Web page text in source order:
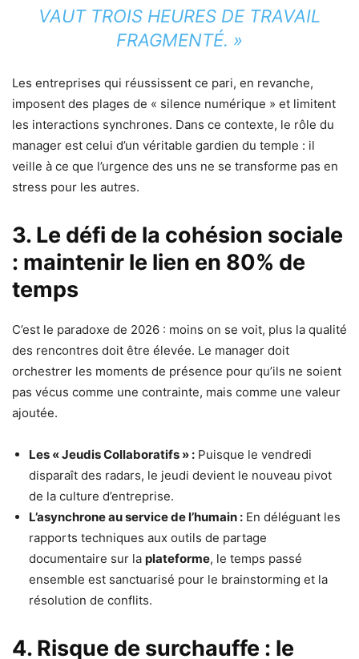
VAUT TROIS HEURES DE TRAVAIL
FRAGMENTÉ. »
Les entreprises qui réussissent ce pari, en revanche,
imposent des plages de « silence numérique » et limitent
les interactions synchrones. Dans ce contexte, le rôle du
manager est celui d’un véritable gardien du temple : il
veille à ce que l’urgence des uns ne se transforme pas en
stress pour les autres.
3. Le défi de la cohésion sociale
: maintenir le lien en 80% de
temps
C’est le paradoxe de 2026 : moins on se voit, plus la qualité
des rencontres doit être élevée. Le manager doit
orchestrer les moments de présence pour qu’ils ne soient
pas vécus comme une contrainte, mais comme une valeur
ajoutée.
Les « Jeudis Collaboratifs » : Puisque le vendredi
disparaît des radars, le jeudi devient le nouveau pivot
de la culture d’entreprise.
L’asynchrone au service de l’humain : En déléguant les
rapports techniques aux outils de partage
documentaire sur la plateforme, le temps passé
ensemble est sanctuarisé pour le brainstorming et la
résolution de conflits.
4. Risque de surchauffe : le